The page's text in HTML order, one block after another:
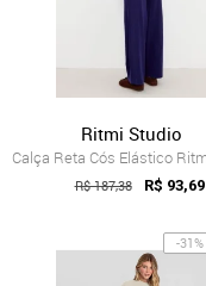
Ritmi Studio
R$ 187,38 R$ 93,69
-31%